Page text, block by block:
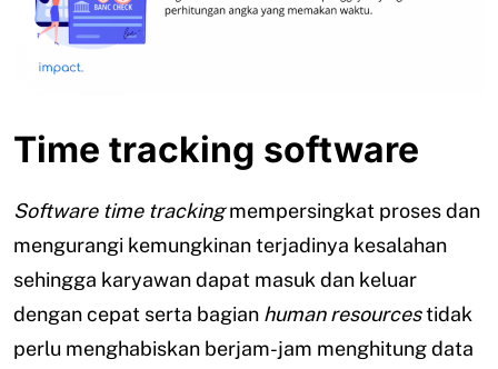
Time tracking software
Softwaretime trackingmempersingkat proses dan
mengurangi kemungkinan terjadinya kesalahan
sehingga karyawan dapat masuk dan keluar
dengan cepat serta bagian human resourcestidak
perlu menghabiskan berjam-jam menghitung data